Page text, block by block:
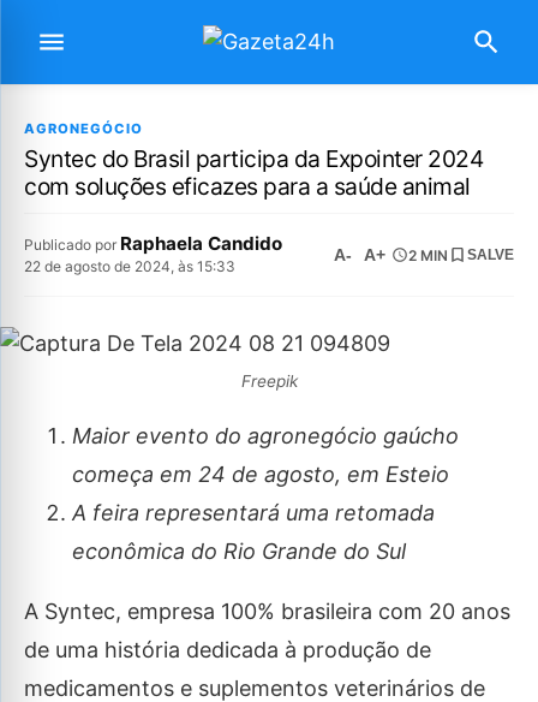
AGRONEGÓCIO
Syntec do Brasil participa da Expointer 2024
com soluções eficazes para a saúde animal
Publicado por Raphaela Candido
22 de agosto de 2024, às 15:33
A- A+ 2 MIN SALVE
Freepik
Maior evento do agronegócio gaúcho
começa em 24 de agosto, em Esteio
A feira representará uma retomada
econômica do Rio Grande do Sul
A Syntec, empresa 100% brasileira com 20 anos
de uma história dedicada à produção de
medicamentos e suplementos veterinários de